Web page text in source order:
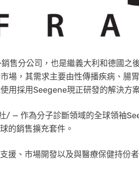
銷售分公司，也是繼義大利和德國之
場，其需求主要由性傳播疾病、腸
用採用Seegene現正研發的解決方
/ — 作為分子診斷領域的全球領袖
的銷售擴充套件。
援、市場開發以及與醫療保健持份